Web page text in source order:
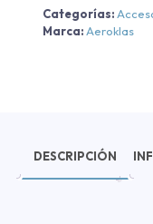
Categorías:
Marca:Aeroklas
DESCRIPCIÓN